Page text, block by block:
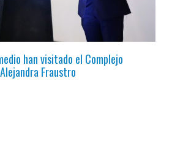
han visitado el Complejo
Fraustro